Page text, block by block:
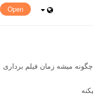
Open
میشه زمان فیلم برداری